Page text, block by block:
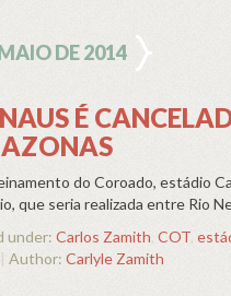
DE 2014
É
do Coroado, estádio
que seria realizada entre Rio
under: Carlos Zamith, COT,
Author: Carlyle Zamith